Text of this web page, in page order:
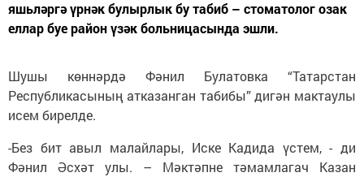
яшьләргә үрнәк булырлык бу табиб – стоматолог озак
еллар буе район үзәк больницасында эшли.
Шушы көннәрдә Фәнил Булатовка “Татарстан
Республикасының атказанган табибы” дигән мактаулы
исем бирелде.
-Без бит авыл малайлары, Иске Кадида үстем, - ди
Фәнил Әсхәт улы. – Мәктәпне тәмамлагач Казан